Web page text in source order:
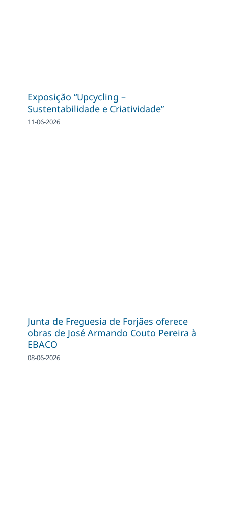
Exposição “Upcycling –
Sustentabilidade e Criatividade”
11-06-2026
Junta de Freguesia de Forjães oferece
obras de José Armando Couto Pereira à
EBACO
08-06-2026